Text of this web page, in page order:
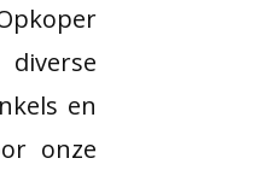
en
onze